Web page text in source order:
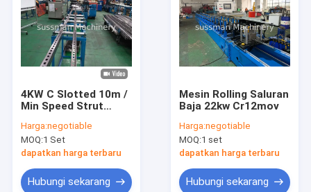
Video
Tentang kami
Hubungi kami
Berita
4KW C Slotted 10m /
Min Speed ​​Strut
Machine Dengan Gigi
Gerigi
Harga:negotiable
MOQ:1 Set
dapatkan harga terbaru
Hubungi sekarang
Mesin Rolling Saluran
Baja 22kw Cr12mov
Harga:negotiable
MOQ:1 set
dapatkan harga terbaru
Hubungi sekarang